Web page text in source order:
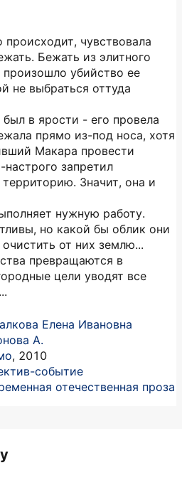
чувствовала
Бежать из элитного
произошло убийство ее
не выбраться оттуда
в ярости - его провела
прямо из-под носа, хотя
Макара провести
настрого запретил
Значит, она и
нужную работу.
но какой бы облик они
от них землю...
превращаются в
цели уводят все
Елена Ивановна
А.
, 2010
событие
отечественная проза